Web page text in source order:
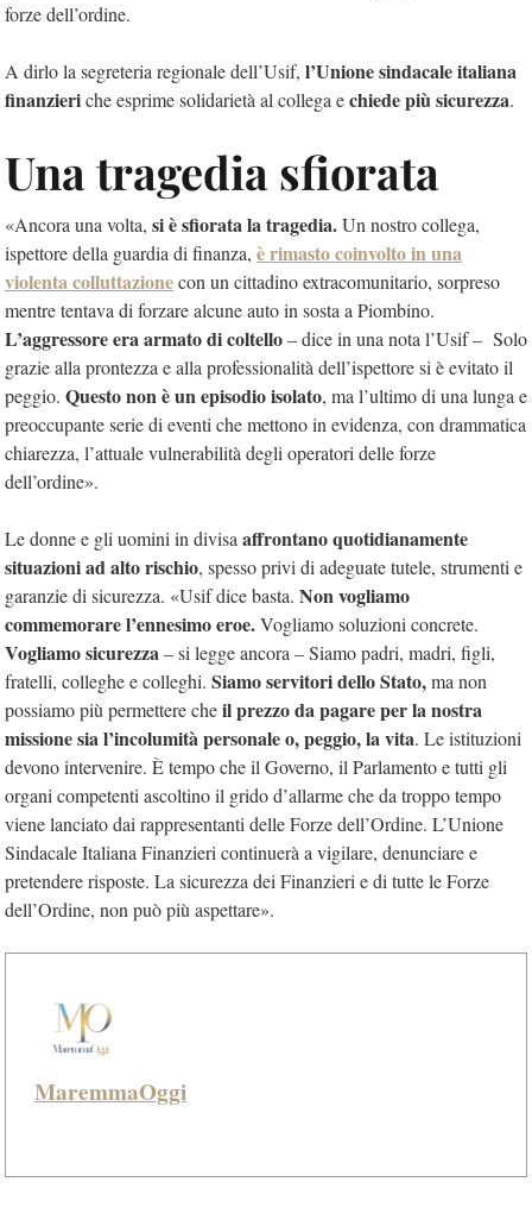
forze dell’ordine.
A dirlo la segreteria regionale dell’Usif, l’Unione sindacale italiana
finanzieriche esprime solidarietà al collega echiede più sicurezza.
Una tragedia sfiorata
«Ancora una volta, si è sfiorata la tragedia.Un nostro collega,
ispettore della guardia di finanza, è rimasto coinvolto in una
violenta colluttazionecon un cittadino extracomunitario, sorpreso
mentre tentava di forzare alcune auto in sosta a Piombino.
L’aggressore era armato di coltello– dice in una nota l’Usif – Solo
grazie alla prontezza e alla professionalità dell’ispettore si è evitato il
peggio. Questo non è un episodio isolato, ma l’ultimo di una lunga e
preoccupante serie di eventi che mettono in evidenza, con drammatica
chiarezza, l’attuale vulnerabilità degli operatori delle forze
dell’ordine».
Le donne e gli uomini in divisaaffrontano quotidianamente
situazioni ad alto rischio, spesso privi di adeguate tutele, strumenti e
garanzie di sicurezza. «Usif dice basta. Non vogliamo
commemorare l’ennesimo eroe.Vogliamo soluzioni concrete.
Vogliamo sicurezza– si legge ancora – Siamo padri, madri, figli,
fratelli, colleghe e colleghi. Siamo servitori dello Stato,ma non
possiamo più permettere cheil prezzo da pagare per la nostra
missione sia l’incolumità personale o, peggio, la vita. Le istituzioni
devono intervenire. È tempo che il Governo, il Parlamento e tutti gli
organi competenti ascoltino il grido d’allarme che da troppo tempo
viene lanciato dai rappresentanti delle Forze dell’Ordine. L’Unione
Sindacale Italiana Finanzieri continuerà a vigilare, denunciare e
pretendere risposte. La sicurezza dei Finanzieri e di tutte le Forze
dell’Ordine, non può più aspettare».
MaremmaOggi